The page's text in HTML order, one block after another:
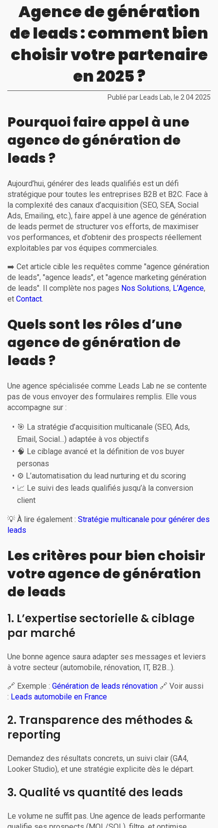
Agence de génération
de leads : comment bien
choisir votre partenaire
en 2025 ?
Publié par Leads Lab, le 2 04 2025
Pourquoi faire appel à une
agence de génération de
leads ?
Aujourd’hui, générer des leads qualifiés est un défi
stratégique pour toutes les entreprises B2B et B2C. Face à
la complexité des canaux d’acquisition (SEO, SEA, Social
Ads, Emailing, etc.), faire appel à une agence de génération
de leads permet de structurer vos efforts, de maximiser
vos performances, et d’obtenir des prospects réellement
exploitables par vos équipes commerciales.
➡️ Cet article cible les requêtes comme "agence génération
de leads", "agence leads", et "agence marketing génération
de leads". Il complète nos pages Nos Solutions, L’Agence,
et Contact.
Quels sont les rôles d’une
agence de génération de
leads ?
Une agence spécialisée comme Leads Lab ne se contente
pas de vous envoyer des formulaires remplis. Elle vous
accompagne sur :
🎯 La stratégie d’acquisition multicanale (SEO, Ads,
Email, Social...) adaptée à vos objectifs
🧠 Le ciblage avancé et la définition de vos buyer
personas
⚙️ L’automatisation du lead nurturing et du scoring
📈 Le suivi des leads qualifiés jusqu’à la conversion
client
💡 À lire également : Stratégie multicanale pour générer des
leads
Les critères pour bien choisir
votre agence de génération
de leads
1. L’expertise sectorielle & ciblage
par marché
Une bonne agence saura adapter ses messages et leviers
à votre secteur (automobile, rénovation, IT, B2B...).
🔗 Exemple : Génération de leads rénovation 🔗 Voir aussi
: Leads automobile en France
2. Transparence des méthodes &
reporting
Demandez des résultats concrets, un suivi clair (GA4,
Looker Studio), et une stratégie explicite dès le départ.
3. Qualité vs quantité des leads
Le volume ne suffit pas. Une agence de leads performante